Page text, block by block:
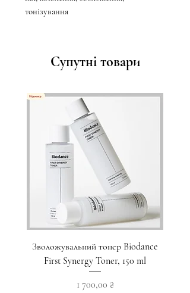
тонізування
Супутні товари
Зволожувальний тонер Biodance
First Synergy Toner, 150 ml
Ціна
1 700,00 ₴